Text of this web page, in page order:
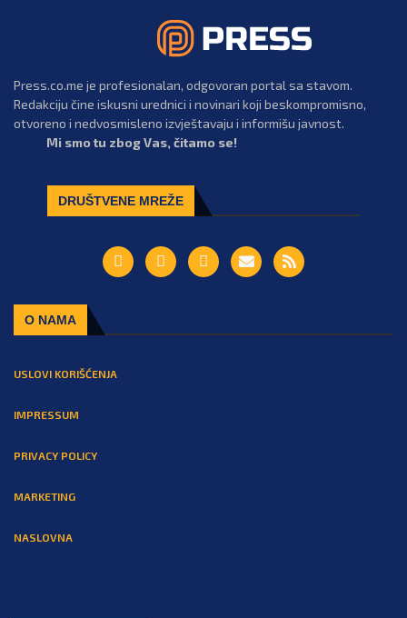
Press.co.me je profesionalan, odgovoran portal sa stavom.
Redakciju čine iskusni urednici i novinari koji beskompromisno,
otvoreno i nedvosmisleno izvještavaju i informišu javnost.
Mi smo tu zbog Vas, čitamo se!
DRUŠTVENE MREŽE
O NAMA
USLOVI KORIŠĆENJA
IMPRESSUM
PRIVACY POLICY
MARKETING
NASLOVNA